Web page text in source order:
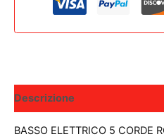
Descrizione
BASSO ELETTRICO 5 CORDE